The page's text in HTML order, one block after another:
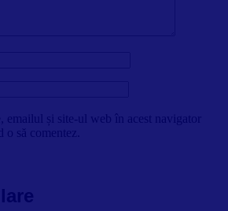
emailul și site-ul web în acest navigator
o să comentez.